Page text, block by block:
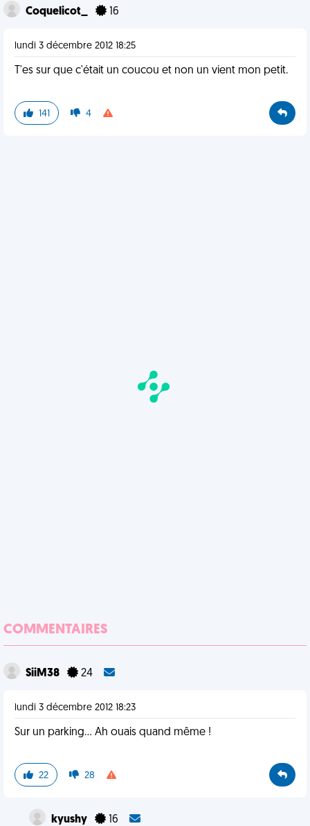
Coquelicot_ 16
lundi 3 décembre 2012 18:25
T'es sur que c'était un coucou et non un vient mon petit.
141 4
COMMENTAIRES
SiiM38 24
lundi 3 décembre 2012 18:23
Sur un parking... Ah ouais quand même !
22 28
kyushy 16